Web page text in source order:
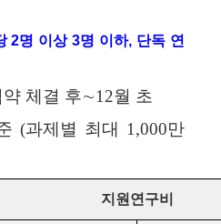
2명 이상3명 이하, 단독 연
약 체결 후∼12월 초
(과제별 최대 1,000만
지원연구비